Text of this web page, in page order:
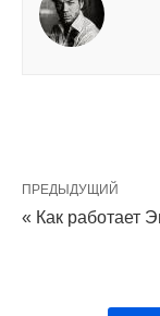
ПРЕДЫДУЩИЙ
« Как работает